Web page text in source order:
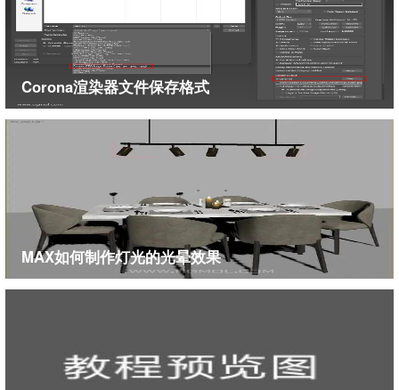
Corona渲染器文件保存格式
MAX如何制作灯光的光晕效果